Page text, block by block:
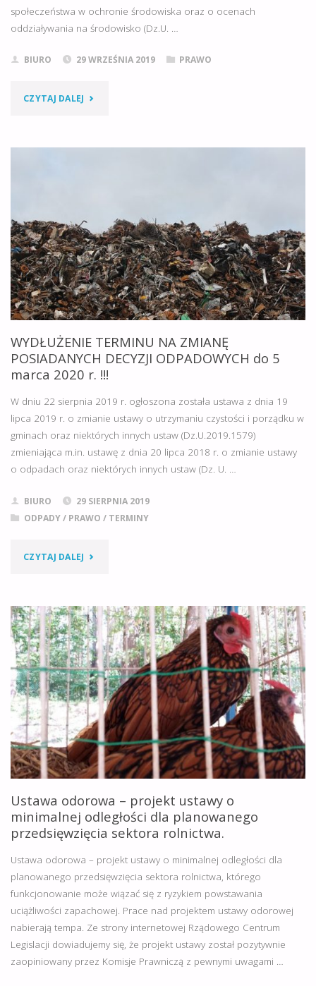
społeczeństwa w ochronie środowiska oraz o ocenach
oddziaływania na środowisko (Dz.U. …
BIURO 29 WRZEŚNIA 2019 PRAWO
CZYTAJ DALEJ "NOWE
W
SPRAWIE
WYDANIA
DECYZJI
O
ŚRODOWISKOWYCH
UWARUNKOWANIACH"
WYDŁUŻENIE TERMINU NA ZMIANĘ
POSIADANYCH DECYZJI ODPADOWYCH do 5
marca 2020 r. !!!
W dniu 22 sierpnia 2019 r. ogłoszona została ustawa z dnia 19
lipca 2019 r. o zmianie ustawy o utrzymaniu czystości i porządku w
gminach oraz niektórych innych ustaw (Dz.U.2019.1579)
zmieniająca m.in. ustawę z dnia 20 lipca 2018 r. o zmianie ustawy
o odpadach oraz niektórych innych ustaw (Dz. U. …
BIURO
29 SIERPNIA 2019
ODPADY/ PRAWO / TERMINY
CZYTAJ DALEJ "WYDŁUŻENIE
NA
ZMIANĘ
POSIADANYCH
DECYZJI
ODPADOWYCH
DO
5
MARCA
2020
R.
!!!"
Ustawa odorowa – projekt ustawy o
minimalnej odległości dla planowanego
przedsięwzięcia sektora rolnictwa.
Ustawa odorowa – projekt ustawy o minimalnej odległości dla
planowanego przedsięwzięcia sektora rolnictwa, którego
funkcjonowanie może wiązać się z ryzykiem powstawania
uciążliwości zapachowej. Prace nad projektem ustawy odorowej
nabierają tempa. Ze strony internetowej Rządowego Centrum
Legislacji dowiadujemy się, że projekt ustawy został pozytywnie
zaopiniowany przez Komisje Prawniczą z pewnymi uwagami …